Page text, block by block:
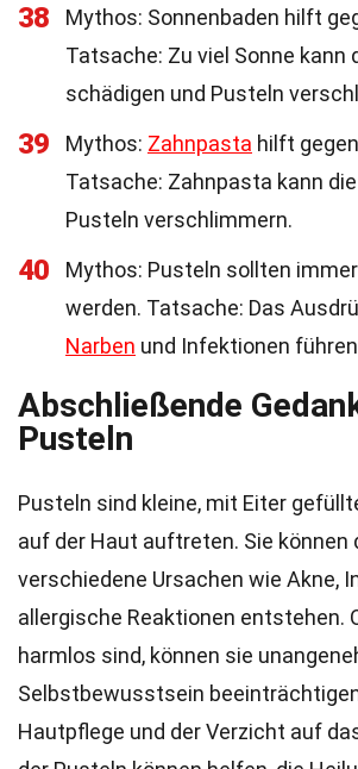
38
Mythos: Sonnenbaden hilft
Tatsache: Zu viel Sonne kann
schädigen und Pusteln
39 Mythos: Zahnpasta hilft
Tatsache: Zahnpasta kann
Pusteln verschlimmern.
40
Mythos: Pusteln sollten
werden. Tatsache: Das
Narben und Infektionen
Abschließende
Pusteln
Pusteln sind kleine, mit Eiter
auf der Haut auftreten. Sie können
verschiedene Ursachen wie Akne,
allergische Reaktionen entstehen.
harmlos sind, können sie
Selbstbewusstsein
Hautpflege und der Verzicht auf